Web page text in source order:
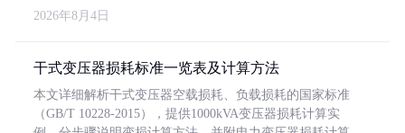
2026年8月4日
干式变压器损耗标准一览表及计算方法
本文详细解析干式变压器空载损耗、负载损耗的国家标准
（GB/T 10228-2015），提供1000kVA变压器损耗计算实